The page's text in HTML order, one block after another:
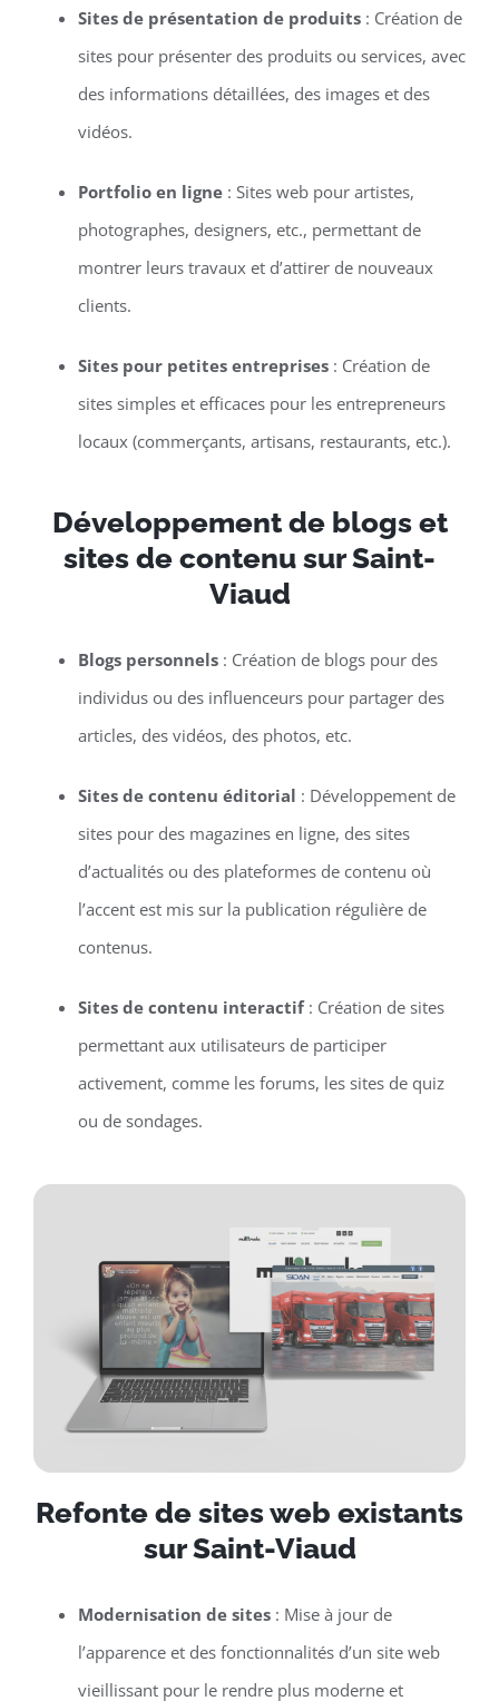
Sites de présentation de produits: Création de
sites pour présenter des produits ou services, avec
des informations détaillées, des images et des
vidéos.
Portfolio en ligne: Sites web pour artistes,
photographes, designers, etc., permettant de
montrer leurs travaux et d’attirer de nouveaux
clients.
Sites pour petites entreprises: Création de
sites simples et efficaces pour les entrepreneurs
locaux (commerçants, artisans, restaurants, etc.).
Développement de blogs et
sites de contenu sur Saint-
Viaud
Blogs personnels: Création de blogs pour des
individus ou des influenceurs pour partager des
articles, des vidéos, des photos, etc.
Sites de contenu éditorial : Développement de
sites pour des magazines en ligne, des sites
d’actualités ou des plateformes de contenu où
l’accent est mis sur la publication régulière de
contenus.
Sites de contenu interactif: Création de sites
permettant aux utilisateurs de participer
activement, comme les forums, les sites de quiz
ou de sondages.
Refonte de sites web existants
sur Saint-Viaud
Modernisation de sites: Mise à jour de
l’apparence et des fonctionnalités d’un site web
vieillissant pour le rendre plus moderne et